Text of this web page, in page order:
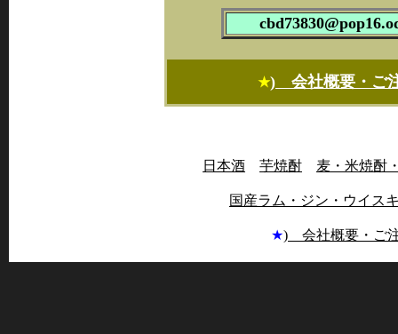
★) 会社概要・ご
日本酒 芋焼酎 麦・米焼酎
国産ラム・ジン・ウイス
★) 会社概要・ご